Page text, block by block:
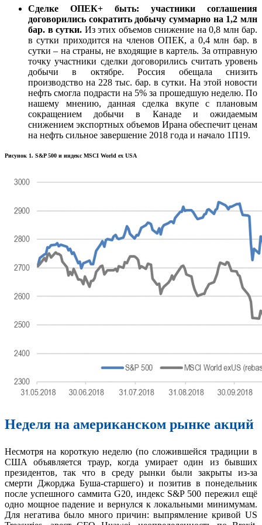
Сделке ОПЕК+ быть: участники соглашения
договорились сократить добычу суммарно на 1,2 млн
бар. в сутки. Из этих объемов снижение на 0,8 млн бар.
в сутки приходится на членов ОПЕК, а 0,4 млн бар. в
сутки – на страны, не входящие в картель. За отправную
точку участники сделки договорились считать уровень
добычи в октябре. Россия обещала снизить
производство на 228 тыс. бар. в сутки. На этой новости
нефть смогла подрасти на 5% за прошедшую неделю. По
нашему мнению, данная сделка вкупе с плановым
сокращением добычи в Канаде и ожидаемым
снижением экспортных объемов Ирана обеспечит ценам
на нефть сильное завершение 2018 года и начало 1П19.
Рисунок 1. S&P 500 и индекс MSCI World ex USA
Неделя на американском рынке акций
Несмотря на короткую неделю (по сложившейся традиции в
США объявляется траур, когда умирает один из бывших
президентов, так что в среду рынки были закрыты из-за
смерти Джорджа Буша-старшего) и позитив в понедельник
после успешного саммита G20, индекс S&P 500 пережил ещё
одно мощное падение и вернулся к локальными минимумам.
Для негатива было много причин: выпрямление кривой US